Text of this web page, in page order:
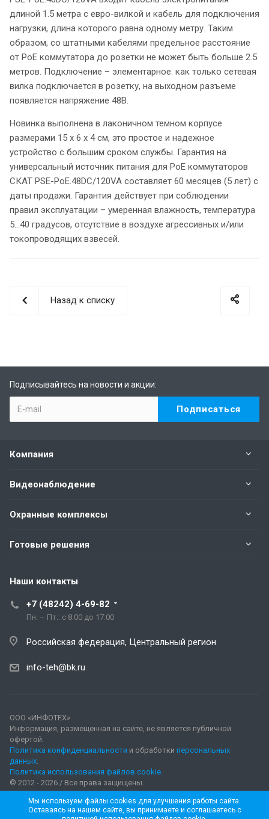
длиной 1.5 метра с евро-вилкой и кабель для подключения
нагрузки, длина которого равна одному метру. Таким
образом, со штатными кабелями предельное расстояние
от PoE коммутатора до розетки не может быть больше 2.5
метров. Подключение – элементарное: как только сетевая
вилка подключается в розетку, на выходном разъеме
появляется напряжение 48В.
Новинка выполнена в лаконичном темном корпусе
размерами 15 х 6 х 4 см, это простое и надежное
устройство с большим сроком службы. Гарантия на
универсальный источник питания для PoE коммутаторов
СКАТ PSE-PoE.48DC/120VA составляет 60 месяцев (5 лет) с
даты продажи. Гарантия действует при соблюдении
правил эксплуатации – умеренная влажность, температура
5…40 градусов, отсутствие в воздухе агрессивных и/или
токопроводящих взвесей.
Назад к списку
Подписывайтесь на новости и акции:
Компания
Видеонаблюдение
Охранные комплексы
Готовые решения
Наши контакты
+7 (48242) 4-69-82
Пн. – Пт.: с 8:00 до 17:00
Российская федерация, Центральный регион
info-teh@bk.ru
ООО «ИНФОТЕХ»
Информация, размещенная на сайте, не является публичной
офертой.
Политика конфиденциальности и обработки персональных
данных.
Политика использования файлов cookie.
© 2012 - 2026 / Все права защищены.
Мы используем файлы cookies для улучшения работы сайта.
Оставаясь на нашем сайте, вы принимаете и соглашаетесь с